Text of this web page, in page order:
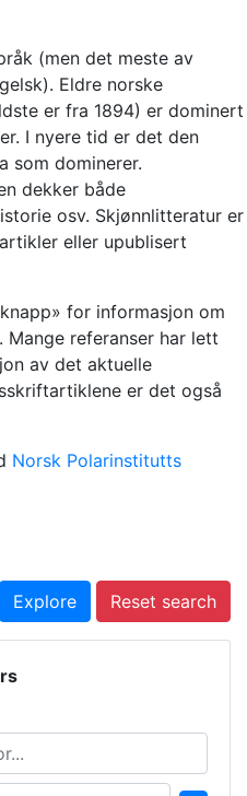
(men det meste av
Eldre norske
er fra 1894) er dominert
I nyere tid er det den
som dominerer.
dekker både
osv. Skjønnlitteratur er
eller upublisert
for informasjon om
Mange referanser har lett
av det aktuelle
er det også
Norsk Polarinstitutts
Explore Reset search